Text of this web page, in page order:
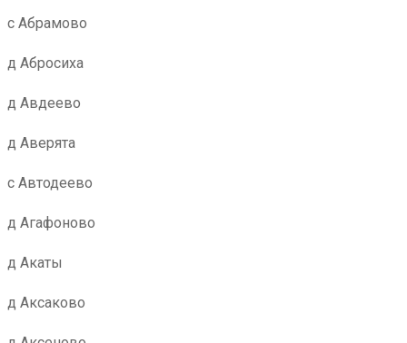
с Абрамово
д Абросиха
д Авдеево
д Аверята
с Автодеево
д Агафоново
д Акаты
д Аксаково